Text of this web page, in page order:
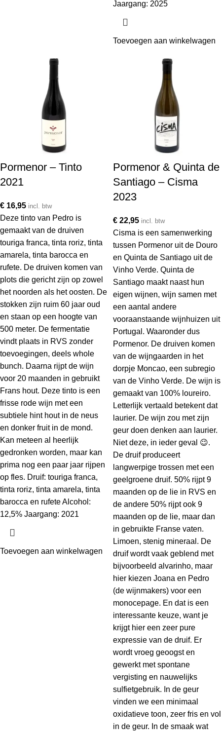
Jaargang: 2025
Toevoegen aan winkelwagen
Pormenor – Tinto
2021
€ 16,95 incl. btw
Deze tinto van Pedro is
gemaakt van de druiven
touriga franca, tinta roriz, tinta
amarela, tinta barocca en
rufete. De druiven komen van
plots die gericht zijn op zowel
het noorden als het oosten. De
stokken zijn ruim 60 jaar oud
en staan op een hoogte van
500 meter. De fermentatie
vindt plaats in RVS zonder
toevoegingen, deels whole
bunch. Daarna rijpt de wijn
voor 20 maanden in gebruikt
Frans hout. Deze tinto is een
frisse rode wijn met een
subtiele hint hout in de neus
en donker fruit in de mond.
Kan meteen al heerlijk
gedronken worden, maar kan
prima nog een paar jaar rijpen
op fles. Druif: touriga franca,
tinta roriz, tinta amarela, tinta
barocca en rufete Alcohol:
12,5% Jaargang: 2021
Toevoegen aan winkelwagen
Pormenor & Quinta de
Santiago – Cisma
2023
€ 22,95 incl. btw
Cisma is een samenwerking
tussen Pormenor uit de Douro
en Quinta de Santiago uit de
Vinho Verde. Quinta de
Santiago maakt naast hun
eigen wijnen, wijn samen met
een aantal andere
vooraanstaande wijnhuizen uit
Portugal. Waaronder dus
Pormenor. De druiven komen
van de wijngaarden in het
dorpje Moncao, een subregio
van de Vinho Verde. De wijn is
gemaakt van 100% loureiro.
Letterlijk vertaald betekent dat
laurier. De wijn zou met zijn
geur doen denken aan laurier.
Niet deze, in ieder geval 😉.
De druif produceert
langwerpige trossen met een
geelgroene druif. 50% rijpt 9
maanden op de lie in RVS en
de andere 50% rijpt ook 9
maanden op de lie, maar dan
in gebruikte Franse vaten.
Limoen, stenig mineraal. De
druif wordt vaak geblend met
bijvoorbeeld alvarinho, maar
hier kiezen Joana en Pedro
(de wijnmakers) voor een
monocepage. En dat is een
interessante keuze, want je
krijgt hier een zeer pure
expressie van de druif. Er
wordt vroeg geoogst en
gewerkt met spontane
vergisting en nauwelijks
sulfietgebruik. In de geur
vinden we een minimaal
oxidatieve toon, zeer fris en vol
in de geur. In de smaak wat